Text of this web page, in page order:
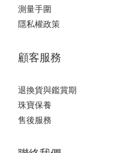
測量手圍
隱私權政策
顧客服務
退換貨與鑑賞期
珠寶保養
售後服務